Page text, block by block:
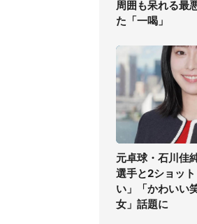
周囲も呆れる最
た「一喝」
元卓球・石川佳
選手と2ショッ
い」「かわいい
女」話題に